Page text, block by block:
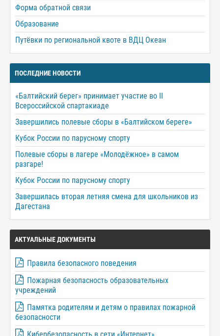
Форма обратной связи
Образование
Путёвки по региональной квоте в ВДЦ Океан
ПОСЛЕДНИЕ НОВОСТИ
«Балтийский берег» принимает участие во II
Всероссийской спартакиаде
Завершились полевые сборы в «Балтийском береге»
Кубок России по парусному спорту
Полевые сборы в лагере «Молодёжное» в самом
разгаре!
Кубок России по парусному спорту
Завершилась вторая летняя смена для школьников из
Дагестана
АКТУАЛЬНЫЕ ДОКУМЕНТЫ
Правила безопасного поведения
Пожарная безопасность образовательных
учреждений
Памятка родителям и детям о правилах пожарной
безопасности